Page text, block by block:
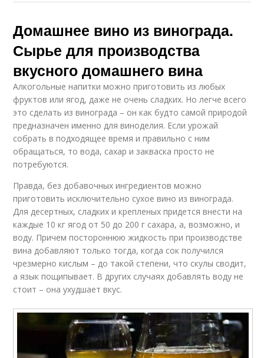
Домашнее вино из винограда.
Сырье для производства
вкусного домашнего вина
Алкогольные напитки можно приготовить из любых
фруктов или ягод, даже не очень сладких. Но легче всего
это сделать из винограда – он как будто самой природой
предназначен именно для виноделия. Если урожай
собрать в подходящее время и правильно с ним
обращаться, то вода, сахар и закваска просто не
потребуются.
Правда, без добавочных ингредиентов можно
приготовить исключительно сухое вино из винограда.
Для десертных, сладких и крепленых придется внести на
каждые 10 кг ягод от 50 до 200 г сахара, а, возможно, и
воду. Причем постороннюю жидкость при производстве
вина добавляют только тогда, когда сок получился
чрезмерно кислым – до такой степени, что скулы сводит,
а язык пощипывает. В других случаях добавлять воду не
стоит – она ухудшает вкус.